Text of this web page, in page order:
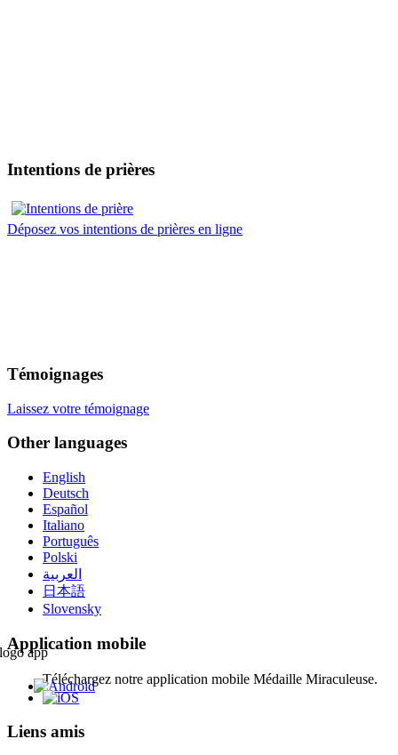
Intentions de prières
Déposez vos intentions de prières en ligne
Témoignages
Laissez votre témoignage
Other languages
English
Deutsch
Español
Italiano
Português
Polski
العربية
日本語
Slovensky
Application mobile
Téléchargez notre application mobile Médaille Miraculeuse.
Liens amis